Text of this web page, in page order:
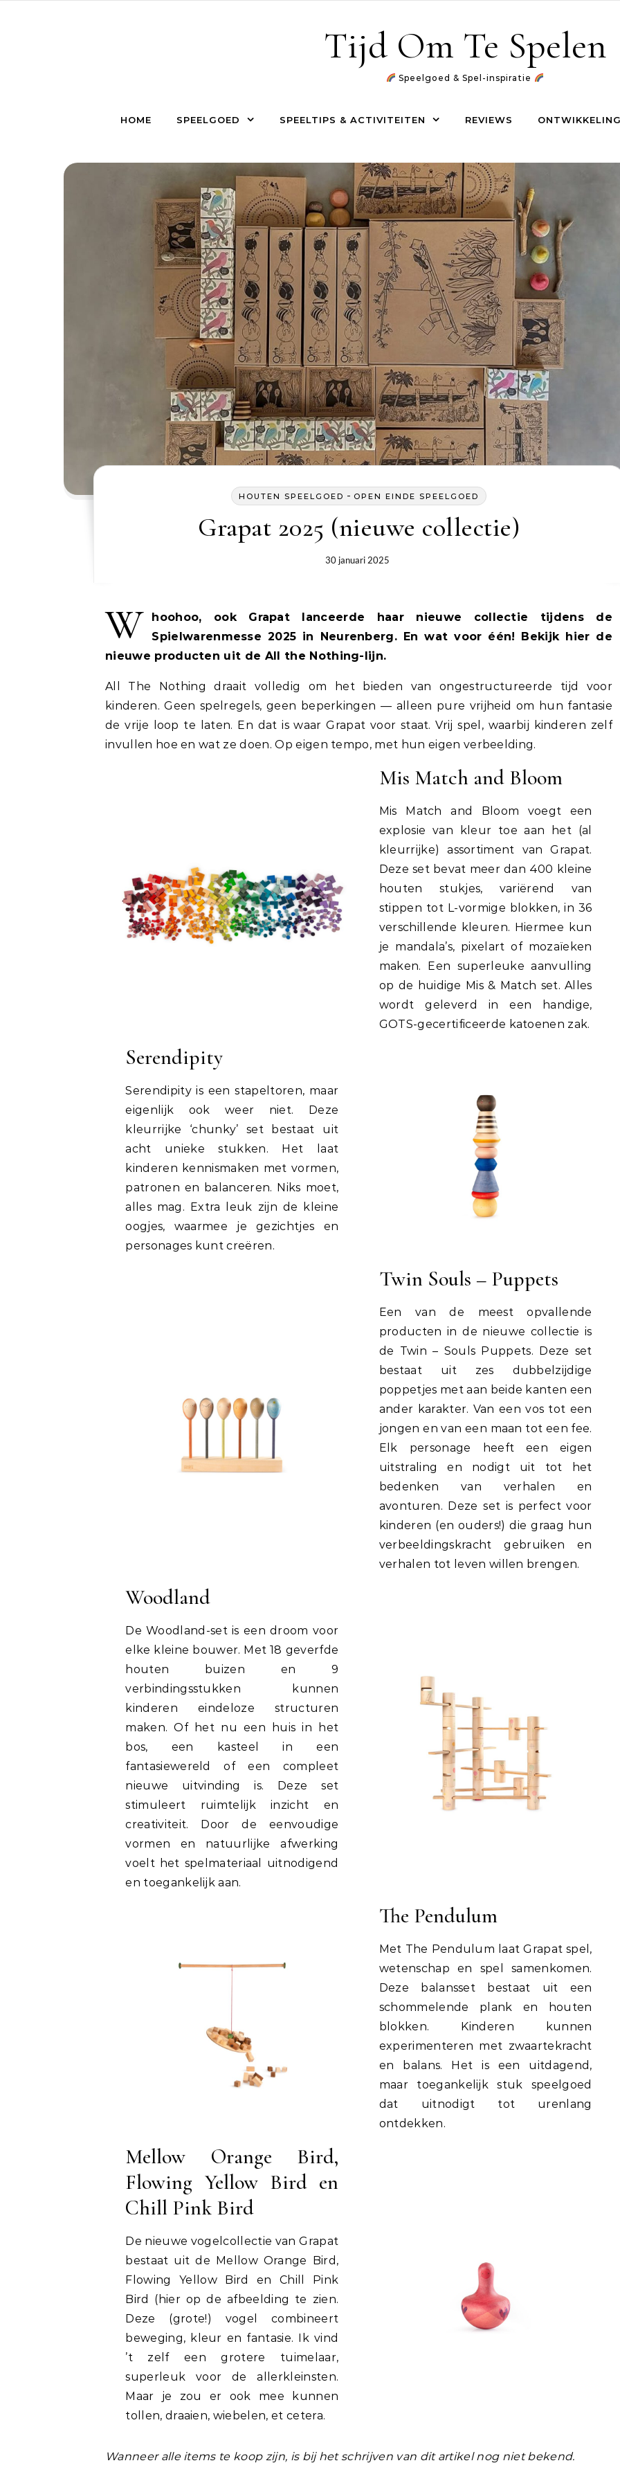
Tijd Om Te Spelen
Speelgoed & Spel-inspiratie
HOME SPEELGOED SPEELTIPS & ACTIVITEITEN REVIEWS
HOUTEN SPEELGOED - OPEN EINDE SPEELGOED
Grapat 2025 (nieuwe collectie)
30 januari 2025
W
hoohoo, ook Grapat lanceerde haar nieuwe collectie tijdens de
Spielwarenmesse 2025 in Neurenberg. En wat voor één! Bekijk hier de
nieuwe producten uit de All the Nothing-lijn.
All The Nothing draait volledig om het bieden van ongestructureerde tijd voor
kinderen. Geen spelregels, geen beperkingen — alleen pure vrijheid om hun fantasie
de vrije loop te laten. En dat is waar Grapat voor staat. Vrij spel, waarbij kinderen zelf
invullen hoe en wat ze doen. Op eigen tempo, met hun eigen verbeelding.
Mis Match and Bloom
Mis Match and Bloom voegt een
explosie van kleur toe aan het (al
kleurrijke) assortiment van Grapat.
Deze set bevat meer dan 400 kleine
houten stukjes, variërend van
stippen tot L-vormige blokken, in 36
verschillende kleuren. Hiermee kun
je mandala’s, pixelart of mozaïeken
maken. Een superleuke aanvulling
op de huidige Mis & Match set. Alles
wordt geleverd in een handige,
GOTS-gecertificeerde katoenen zak.
Serendipity
Serendipity is een stapeltoren, maar
eigenlijk ook weer niet. Deze
kleurrijke ‘chunky’ set bestaat uit
acht unieke stukken. Het laat
kinderen kennismaken met vormen,
patronen en balanceren. Niks moet,
alles mag. Extra leuk zijn de kleine
oogjes, waarmee je gezichtjes en
personages kunt creëren.
Twin Souls – Puppets
Een van de meest opvallende
producten in de nieuwe collectie is
de Twin – Souls Puppets. Deze set
bestaat uit zes dubbelzijdige
poppetjes met aan beide kanten een
ander karakter. Van een vos tot een
jongen en van een maan tot een fee.
Elk personage heeft een eigen
uitstraling en nodigt uit tot het
bedenken van verhalen en
avonturen. Deze set is perfect voor
kinderen (en ouders!) die graag hun
verbeeldingskracht gebruiken en
verhalen tot leven willen brengen.
Woodland
De Woodland-set is een droom voor
elke kleine bouwer. Met 18 geverfde
houten buizen en 9
verbindingsstukken kunnen
kinderen eindeloze structuren
maken. Of het nu een huis in het
bos, een kasteel in een
fantasiewereld of een compleet
nieuwe uitvinding is. Deze set
stimuleert ruimtelijk inzicht en
creativiteit. Door de eenvoudige
vormen en natuurlijke afwerking
voelt het spelmateriaal uitnodigend
en toegankelijk aan.
The Pendulum
Met The Pendulum laat Grapat spel,
wetenschap en spel samenkomen.
Deze balansset bestaat uit een
schommelende plank en houten
blokken. Kinderen kunnen
experimenteren met zwaartekracht
en balans. Het is een uitdagend,
maar toegankelijk stuk speelgoed
dat uitnodigt tot urenlang
ontdekken.
Mellow Orange Bird,
Flowing Yellow Bird en
Chill Pink Bird
De nieuwe vogelcollectie van Grapat
bestaat uit de Mellow Orange Bird,
Flowing Yellow Bird en Chill Pink
Bird (hier op de afbeelding te zien.
Deze (grote!) vogel combineert
beweging, kleur en fantasie. Ik vind
’t zelf een grotere tuimelaar,
superleuk voor de allerkleinsten.
Maar je zou er ook mee kunnen
tollen, draaien, wiebelen, et cetera.
Wanneer alle items te koop zijn, is bij het schrijven van dit artikel nog niet bekend.